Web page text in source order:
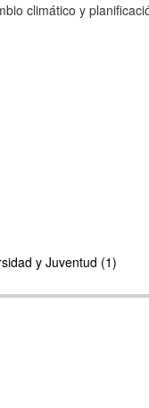
climático y
y Juventud (1)